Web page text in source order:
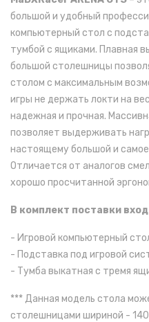
большой и удобный
компьютерный стол с
тумбой с ящиками. Плавная
большой столешницы
столом с максимальным
игры не держать локти на
надежная и прочная.
позволяет выдерживать
настоящему большой и
Отличается от аналогов
хорошо просчитанной
В комплект поставки
- Игровой компьютерный
- Подставка под игровой
- Тумба выкатная с тремя
***Данная модель стола
столешницами шириной -